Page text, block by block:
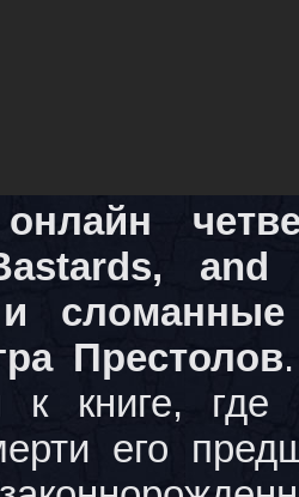
and
Престолов
к книге,
его